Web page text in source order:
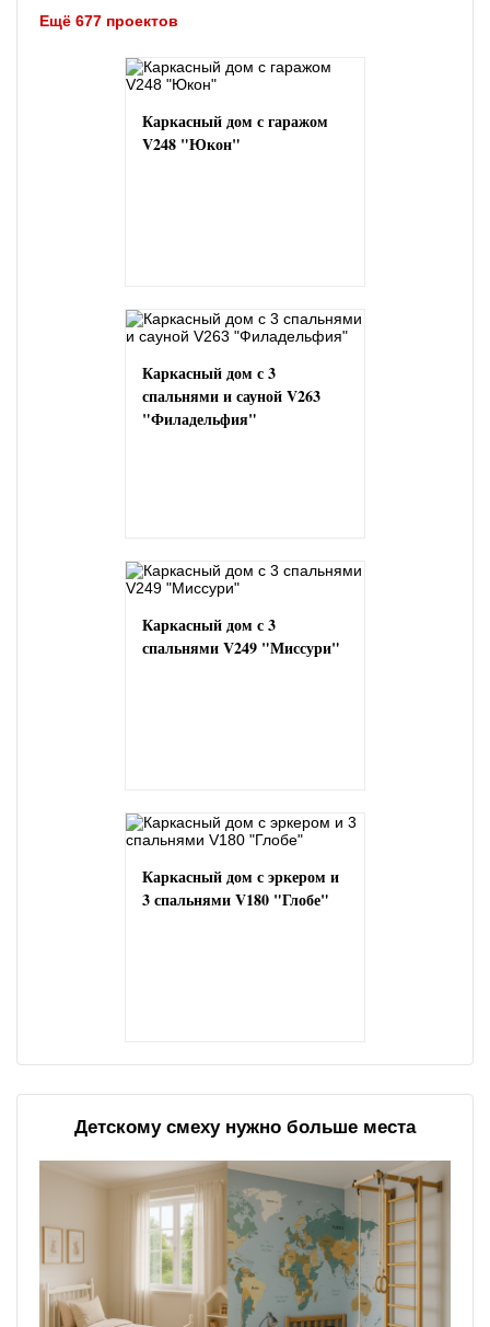
Ещё 677 проектов
Каркасный дом с гаражом
V248 "Юкон"
Каркасный дом с 3
спальнями и сауной V263
"Филадельфия"
Каркасный дом с 3
спальнями V249 "Миссури"
Каркасный дом с эркером и
3 спальнями V180 "Глобе"
Детскому смеху нужно больше места